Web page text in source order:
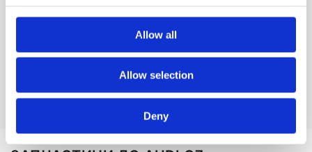
Allow all
Allow selection
Deny
A5
Дивитися більше